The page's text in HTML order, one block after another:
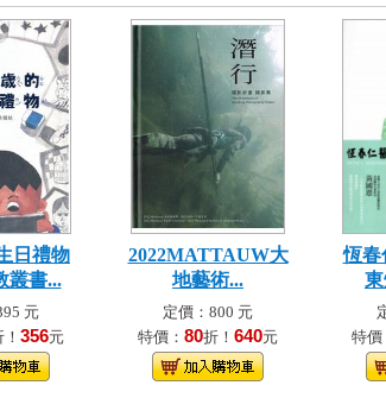
日禮物
叢書...
元
356元
2022MATTAUW大
地藝術...
定價：800 元
特價： 80折！ 640元
恆春
特價